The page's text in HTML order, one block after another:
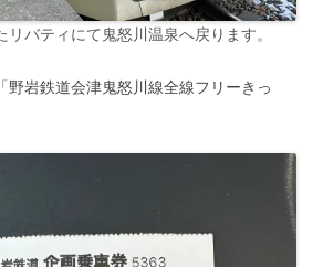
バティにて鬼怒川温泉へ戻ります。
野岩鉄道会津鬼怒川線全線フリーきっ